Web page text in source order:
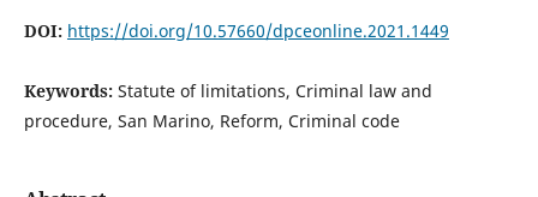
DOI: https://doi.org/10.57660/dpceonline.2021.1449
Keywords: Statute of limitations, Criminal law and
procedure, San Marino, Reform, Criminal code